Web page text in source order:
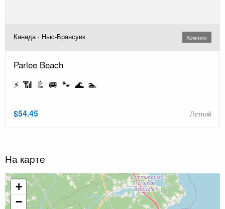
Канада · Нью-Брансуик Кемпинг
Parlee Beach
⚡ 📶 🚿 🚐 🐾 🌊 🏊
$54.45 Летний
На карте
+
−